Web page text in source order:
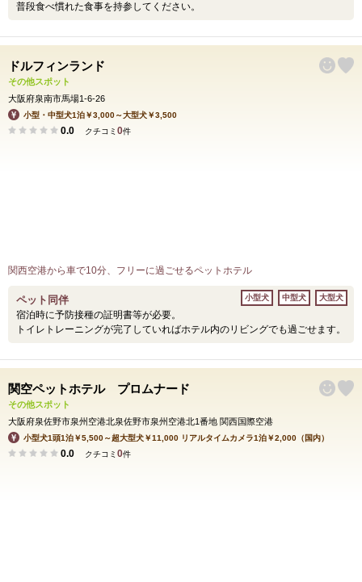
普段食べ慣れた食事を持参してください。
ドルフィンランド
その他スポット
大阪府泉南市馬場1-6-26
小型・中型犬1泊￥3,000～大型犬￥3,500
0.0 クチコミ 0件
関西空港から車で10分、フリーに過ごせるペットホテル
ペット同伴
宿泊時に予防接種の証明書等が必要。
トイレトレーニングが完了していればホテル内のリビングでも過ごせます。
小型犬 中型犬 大型犬
関空ペットホテル プロムナード
その他スポット
大阪府泉佐野市泉州空港北泉佐野市泉州空港北1番地 関西国際空港
小型犬1頭1泊￥5,500～超大型犬￥11,000 リアルタイムカメラ1泊￥2,000（国内）
0.0 クチコミ 0件